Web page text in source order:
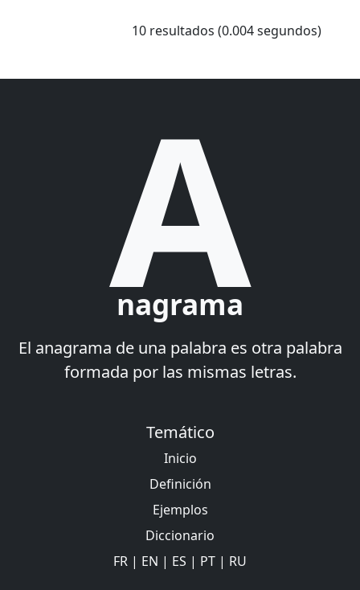
10 resultados (0.004 segundos)
A
nagrama
El anagrama de una palabra es otra palabra
formada por las mismas letras.
Temático
Inicio
Definición
Ejemplos
Diccionario
FR | EN | ES | PT | RU